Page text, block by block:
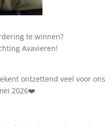
te winnen?
Avavieren!
ontzettend veel voor ons
2026❤️